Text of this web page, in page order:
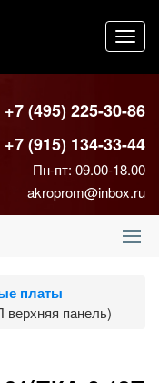
+7 (495) 225-30-86
+7 (915) 134-33-44
Пн-пт: 09.00-18.00
akroprom@inbox.ru
платы
панель)